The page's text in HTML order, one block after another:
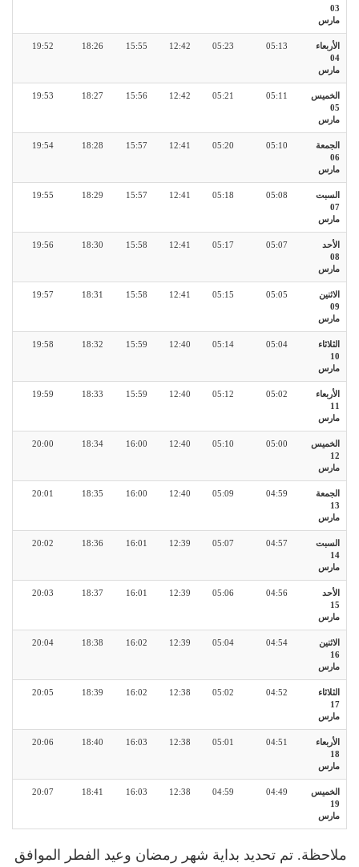
03
مارس
الأربعاء
04
مارس
05:13
05:23
12:42
15:55
18:26
19:52
الخميس
05
مارس
05:11
05:21
12:42
15:56
18:27
19:53
الجمعة
06
مارس
05:10
05:20
12:41
15:57
18:28
19:54
السبت
07
مارس
05:08
05:18
12:41
15:57
18:29
19:55
الأحد
08
مارس
05:07
05:17
12:41
15:58
18:30
19:56
الاثنين
09
مارس
05:05
05:15
12:41
15:58
18:31
19:57
الثلاثاء
10
مارس
05:04
05:14
12:40
15:59
18:32
19:58
الأربعاء
11
مارس
05:02
05:12
12:40
15:59
18:33
19:59
الخميس
12
مارس
05:00
05:10
12:40
16:00
18:34
20:00
الجمعة
13
مارس
04:59
05:09
12:40
16:00
18:35
20:01
السبت
14
مارس
04:57
05:07
12:39
16:01
18:36
20:02
الأحد
15
مارس
04:56
05:06
12:39
16:01
18:37
20:03
الاثنين
16
مارس
04:54
05:04
12:39
16:02
18:38
20:04
الثلاثاء
17
مارس
04:52
05:02
12:38
16:02
18:39
20:05
الأربعاء
18
مارس
04:51
05:01
12:38
16:03
18:40
20:06
الخميس
19
مارس
04:49
04:59
12:38
16:03
18:41
20:07
ملاحظة. تم تحديد بداية شهر رمضان وعيد الفطر الموافق